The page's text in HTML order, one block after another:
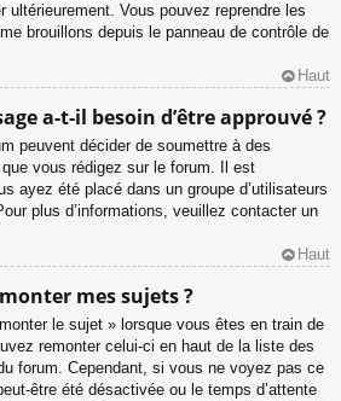
ultérieurement. Vous pouvez reprendre les
brouillons depuis le panneau de contrôle de
Haut
a-t-il besoin d’être approuvé ?
peuvent décider de soumettre à des
vous rédigez sur le forum. Il est
ayez été placé dans un groupe d’utilisateurs
plus d’informations, veuillez contacter un
Haut
mes sujets ?
le sujet » lorsque vous êtes en train de
remonter celui-ci en haut de la liste des
forum. Cependant, si vous ne voyez pas ce
être été désactivée ou le temps d’attente